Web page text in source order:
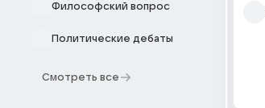
Философский вопрос
Политические дебаты
Смотреть все